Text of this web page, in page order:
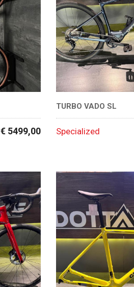
€ 5499,00
TURBO VADO SL
Specialized